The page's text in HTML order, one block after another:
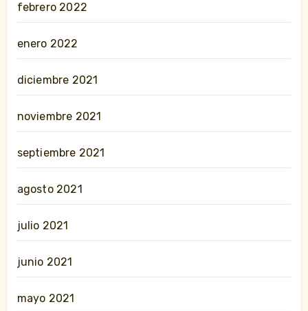
febrero 2022
enero 2022
diciembre 2021
noviembre 2021
septiembre 2021
agosto 2021
julio 2021
junio 2021
mayo 2021